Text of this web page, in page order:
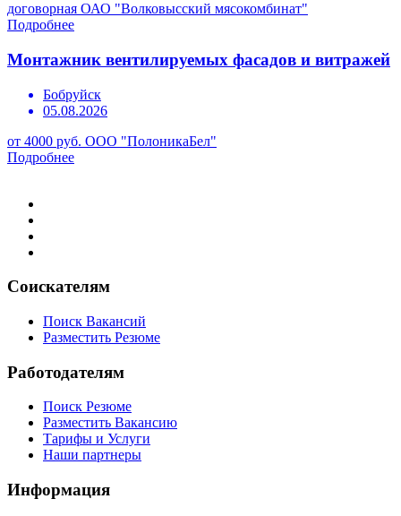
договорная ОАО "Волковысский мясокомбинат"
Подробнее
Монтажник вентилируемых фасадов и витражей
Бобруйск
05.08.2026
от 4000 руб. ООО "ПолоникаБел"
Подробнее
Соискателям
Поиск Вакансий
Разместить Резюме
Работодателям
Поиск Резюме
Разместить Вакансию
Тарифы и Услуги
Наши партнеры
Информация